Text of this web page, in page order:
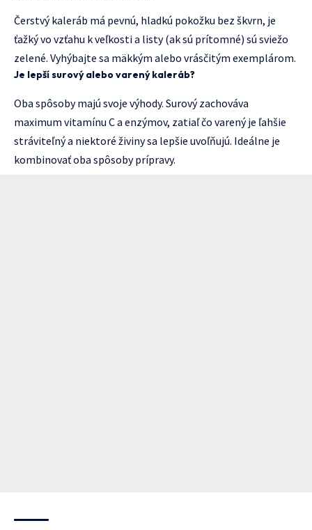
Čerstvý kaleráb má pevnú, hladkú pokožku bez škvrn, je
ťažký vo vzťahu k veľkosti a listy (ak sú prítomné) sú sviežo
zelené. Vyhýbajte sa mäkkým alebo vrásčitým exemplárom.
Je lepší surový alebo varený kaleráb?
Oba spôsoby majú svoje výhody. Surový zachováva
maximum vitamínu C a enzýmov, zatiaľ čo varený je ľahšie
stráviteľný a niektoré živiny sa lepšie uvoľňujú. Ideálne je
kombinovať oba spôsoby prípravy.